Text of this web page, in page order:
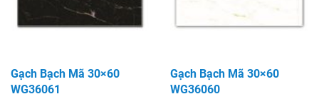
Gạch Bạch Mã 30×60
WG36061
Gạch Bạch Mã 30×60
WG36060